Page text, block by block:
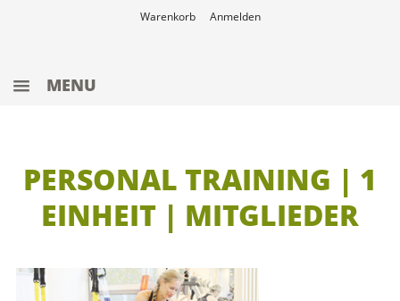
Warenkorb Anmelden
MENU
SCHWIMMBAD
PERSONAL TRAINING | 1
EINHEIT | MITGLIEDER